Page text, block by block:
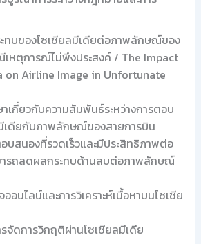
ทบของโซเชียลมีเดียต่อภาพลักษณ์ของ
เหตุการณ์ไม่พึงประสงค์ / The Impact
on Airline Image in Unfortunate
เกี่ยวกับความสัมพันธ์ระหว่างการตอบ
เดียกับภาพลักษณ์ของสายการบิน
บสนองที่รวดเร็วและมีประสิทธิภาพต่อ
ารถลดผลกระทบด้านลบต่อภาพลักษณ์
อนไลน์และการวิเคราะห์เนื้อหาบนโซเชีย
จัดการวิกฤติผ่านโซเชียลมีเดีย